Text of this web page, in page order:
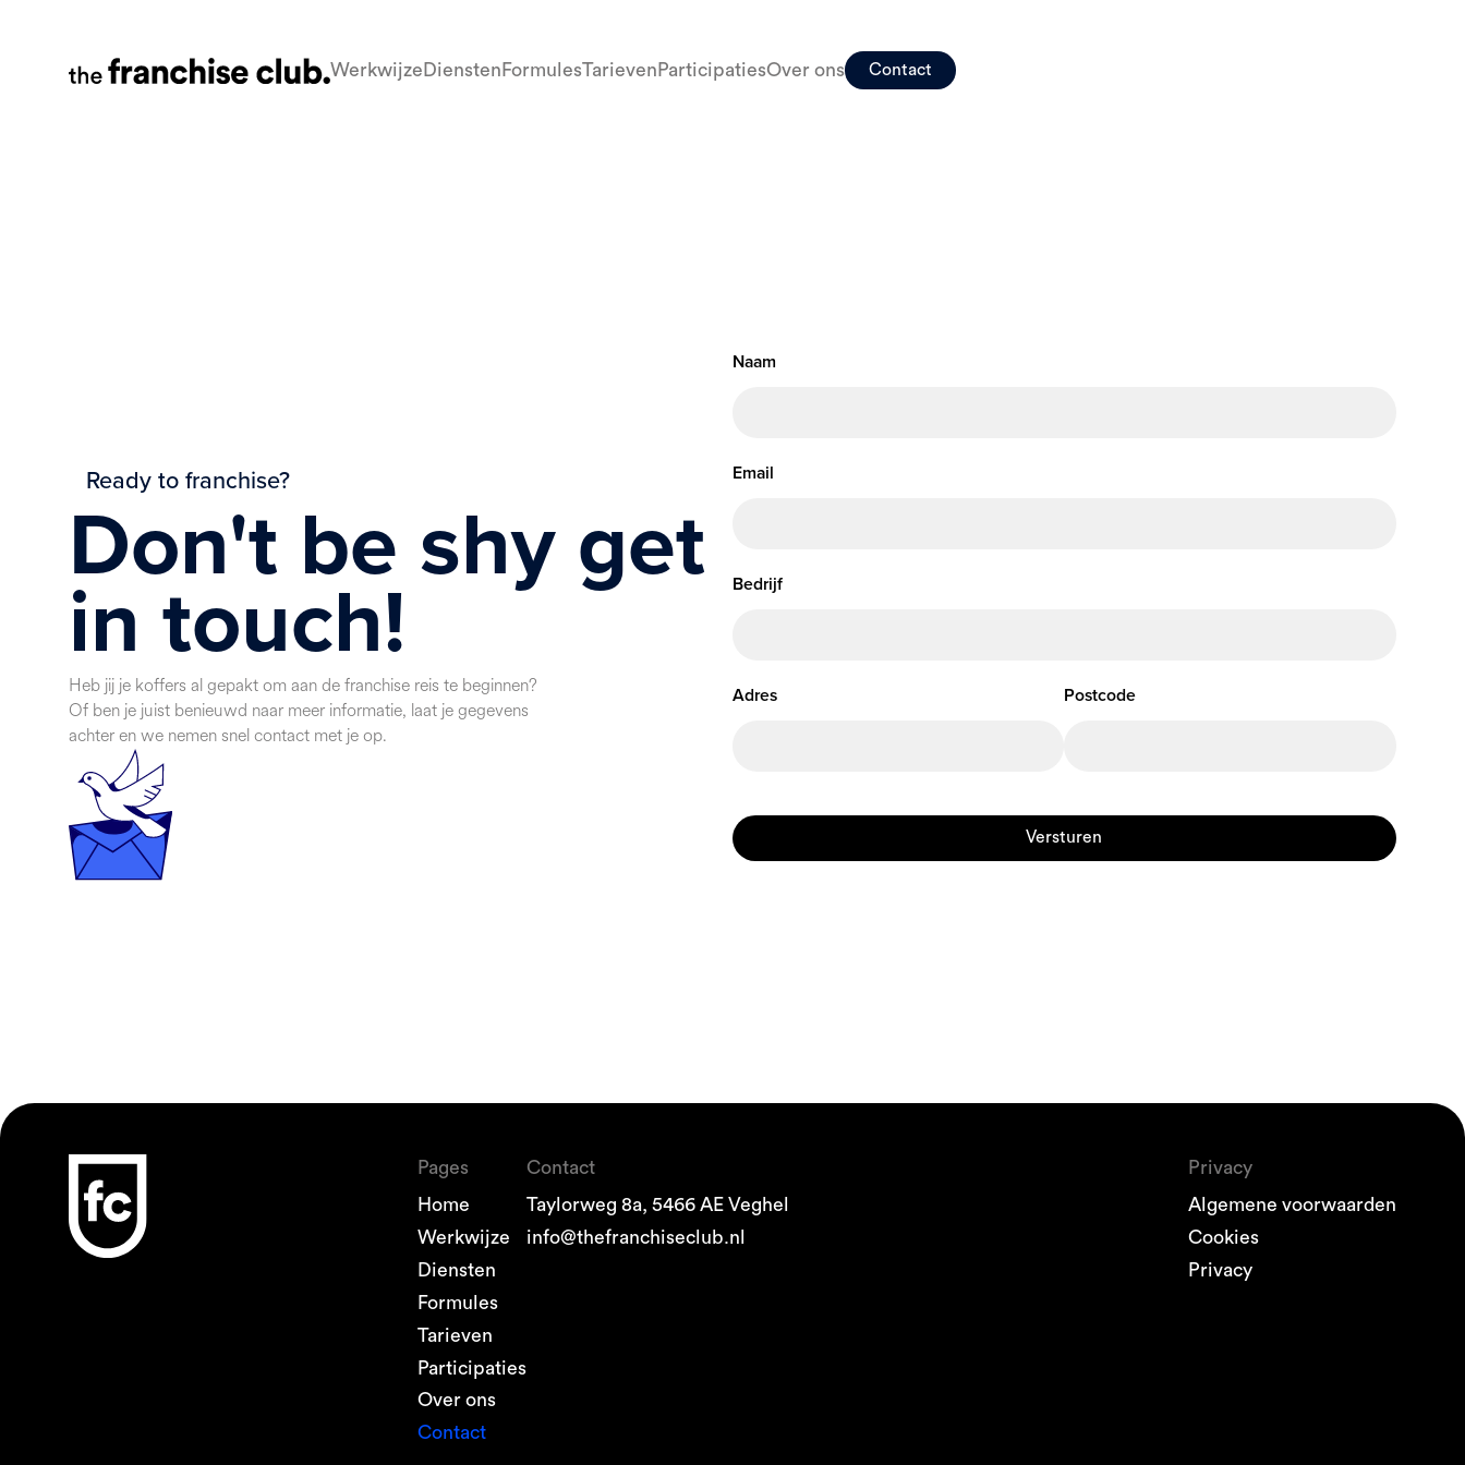
Werkwijze Diensten FormulesTarieven ParticipatiesOver ons Contact
Ready to franchise?
Don't be shy get
in touch!
Heb jij je koffers al gepakt om aan de franchise reis te beginnen?
Of ben je juist benieuwd naar meer informatie, laat je gegevens
achter en we nemen snel contact met je op.
Naam
Email
Bedrijf
Adres Postcode
Pages
Home
Werkwijze
Diensten
Formules
Tarieven
Participaties
Over ons
Contact
Contact
Taylorweg 8a, 5466 AE Veghel
info@thefranchiseclub.nl
Privacy
Algemene voorwaarden
Cookies
Privacy